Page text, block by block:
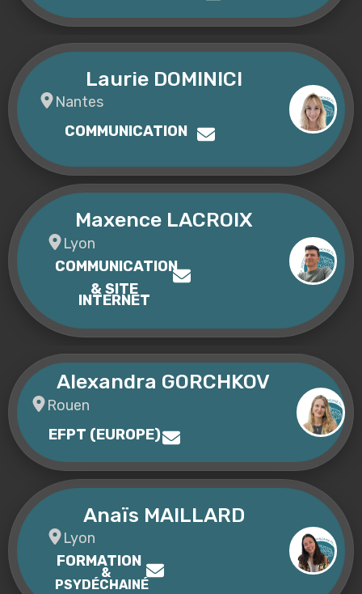
Laurie DOMINICI
Nantes
COMMUNICATION
Maxence LACROIX
Lyon
COMMUNICATION
& SITE
INTERNET
Alexandra GORCHKOV
Rouen
EFPT (EUROPE)
Anaïs MAILLARD
Lyon
FORMATION
&
PSYDÉCHAINÉ